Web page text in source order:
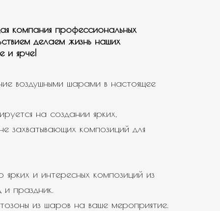
компания профессиональных
делаем жизнь наших
и ярче!
воздушными шарами в настоящее
на создании ярких,
захватывающих композиций для
и интересных композиций из
праздник.
из шаров на ваше мероприятие.